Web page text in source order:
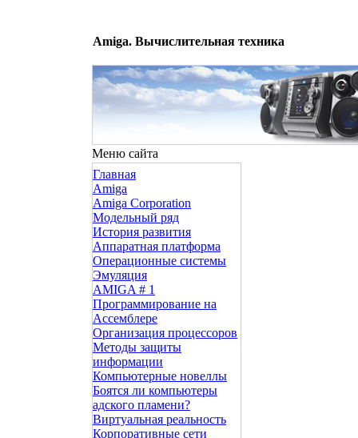
Amiga. Вычислительная техника
Меню сайта
Главная
Amiga
Amiga Corporation
Модельный ряд
История развития
Аппаратная платформа
Операционные системы
Эмуляция
AMIGA # 1
Программирование на
Ассемблере
Организация процессоров
Методы защиты
информации
Компьютерные новеллы
Боятся ли компьютеры
адского пламени?
Виртуальная реальность
Корпоративные сети